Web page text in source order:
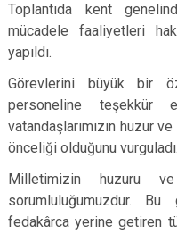
Toplantıda kent
mücadele faaliyetleri
yapıldı.
Görevlerini büyük bir
personeline teşekkür
vatandaşlarımızın huzur
önceliği olduğunu vurguladı.
Milletimizin huzuru
sorumluluğumuzdur.
fedakârca yerine getiren